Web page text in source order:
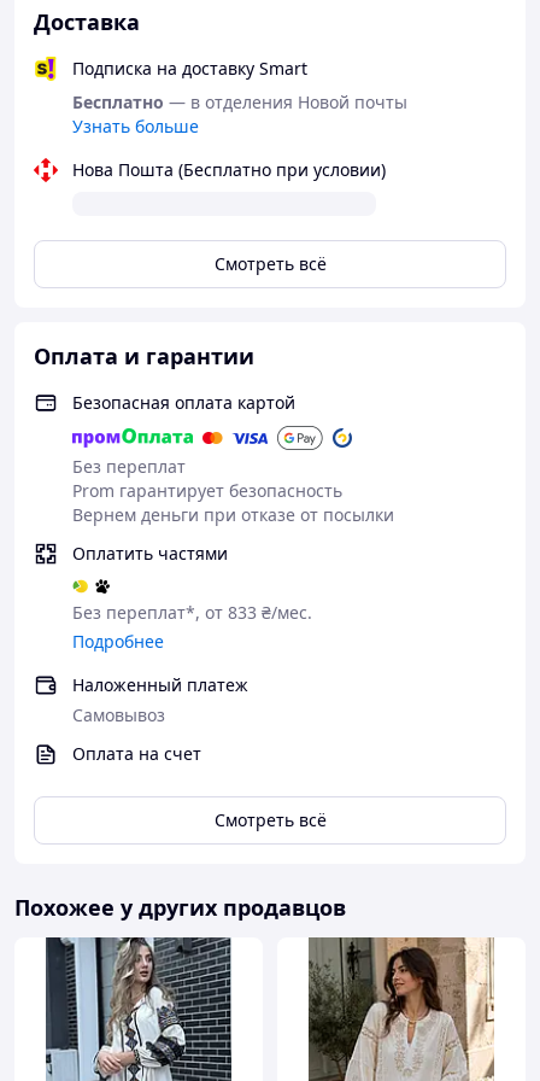
"Скарбниця-Карпат"?
Оплатіть Ваше замовлення
Чому варто купувати Товар в нашому
Якість
Професійна консультація продавця
Також в нашому Інтернет-магазин
"Скарбниця Карпат"
― Ви знайдете
найрізноманітніші вироби ручної роботи від
кращих майстрів "Карпатського
краю: вишиванки, скатертини, посуд, взуття, дари
Доставка
Подписка на доставку Smart
Бесплатно — в отделения Новой почты
Узнать больше
Нова Пошта (Бесплатно при условии)
Смотреть всё
Оплата и гарантии
Безопасная оплата картой
Без переплат
Prom гарантирует безопасность
Вернем деньги при отказе от посылки
Оплатить частями
Без переплат*, от 833 ₴/мес.
Подробнее
Наложенный платеж
Самовывоз
Оплата на счет
Смотреть всё
Похожее у других продавцов